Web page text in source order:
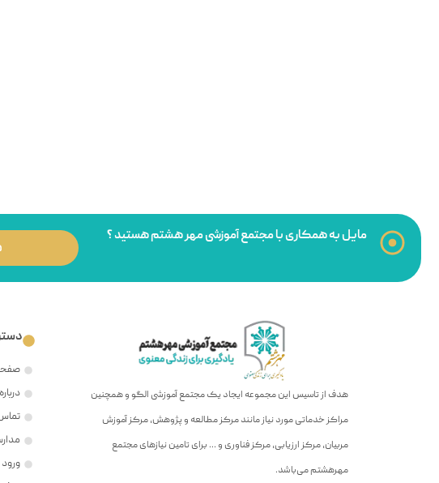
مایل به همکاری با مجتمع آموزشی مهر هشتم هستید ؟
هدف از تاسیس این مجموعه ایجاد یک مجتمع آموزشی الگو و همچنین
مراکز خدماتی مورد نیاز مانند مرکز مطالعه و پژوهش، مرکز آموزش
مربیان، مرکز ارزیابی، مرکز فناوری و … برای تامین نیازهای مجتمع
مهرهشتم می‌باشد.
ورود